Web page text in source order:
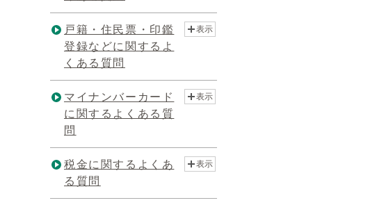
戸籍・住民票・印鑑
登録などに関するよ
くある質問
表示
マイナンバーカード
に関するよくある質
問
表示
税金に関するよくあ
る質問
表示